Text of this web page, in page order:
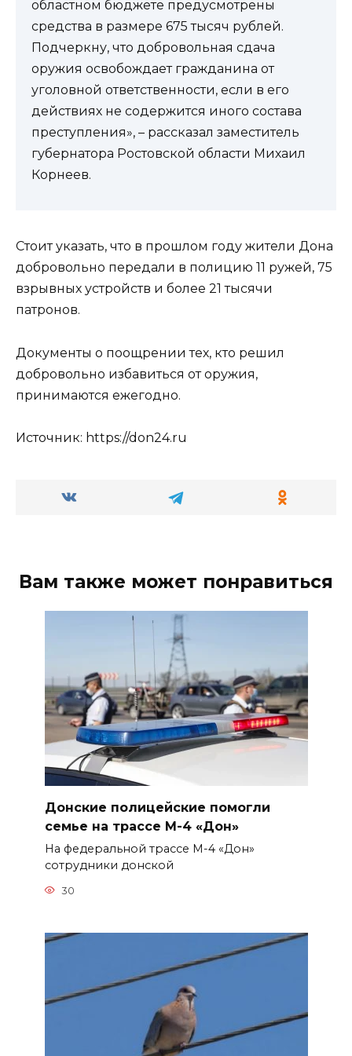
областном бюджете предусмотрены
средства в размере 675 тысяч рублей.
Подчеркну, что добровольная сдача
оружия освобождает гражданина от
уголовной ответственности, если в его
действиях не содержится иного состава
преступления», – рассказал заместитель
губернатора Ростовской области Михаил
Корнеев.
Стоит указать, что в прошлом году жители Дона
добровольно передали в полицию 11 ружей, 75
взрывных устройств и более 21 тысячи
патронов.
Документы о поощрении тех, кто решил
добровольно избавиться от оружия,
принимаются ежегодно.
Источник: https://don24.ru
Вам также может понравиться
Донские полицейские помогли
семье на трассе М-4 «Дон»
На федеральной трассе М-4 «Дон»
сотрудники донской
30